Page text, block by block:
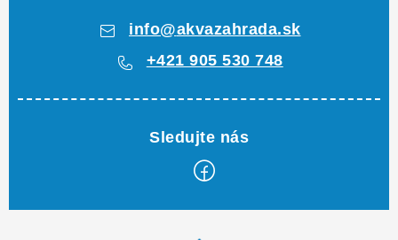
info@akvazahrada.sk
+421 905 530 748